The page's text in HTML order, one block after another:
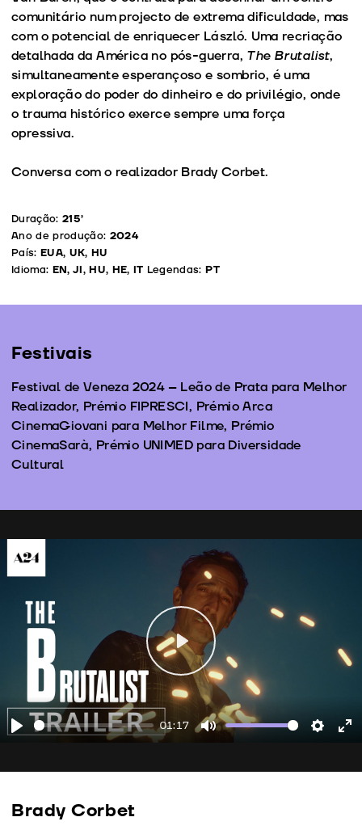
comunitário num projecto de extrema dificuldade, mas
com o potencial de enriquecer László. Uma recriação
detalhada da América no pós-guerra, The Brutalist,
simultaneamente esperançoso e sombrio, é uma
exploração do poder do dinheiro e do privilégio, onde
o trauma histórico exerce sempre uma força
opressiva.
Conversa com o realizador Brady Corbet.
Duração: 215’
Ano de produção: 2024
País: EUA, UK, HU
Idioma: EN, JI, HU, HE, IT Legendas:PT
Festivais
Festival de Veneza 2024 – Leão de Prata para Melhor
Realizador, Prémio FIPRESCI, Prémio Arca
CinemaGiovani para Melhor Filme, Prémio
CinemaSarà, Prémio UNIMED para Diversidade
Cultural
01:17
Play
Brady Corbet